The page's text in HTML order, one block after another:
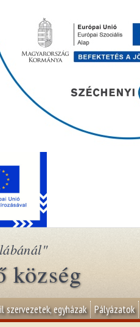
község
szervezetek, egyházak Pályázatok